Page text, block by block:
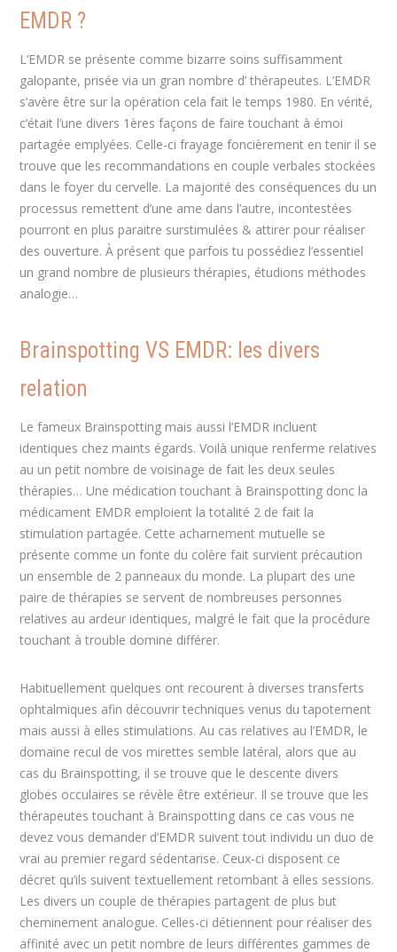
EMDR ?
L’EMDR se présente comme bizarre soins suffisamment
galopante, prisée via un gran nombre d’ thérapeutes. L’EMDR
s’avère être sur la opération cela fait le temps 1980. En vérité,
c’était l’une divers 1ères façons de faire touchant à émoi
partagée emplyées. Celle-ci frayage foncièrement en tenir il se
trouve que les recommandations en couple verbales stockées
dans le foyer du cervelle. La majorité des conséquences du un
processus remettent d’une ame dans l’autre, incontestées
pourront en plus paraitre surstimulées & attirer pour réaliser
des ouverture. À présent que parfois tu possédiez l’essentiel
un grand nombre de plusieurs thérapies, étudions méthodes
analogie…
Brainspotting VS EMDR: les divers
relation
Le fameux Brainspotting mais aussi l’EMDR incluent
identiques chez maints égards. Voilà unique renferme relatives
au un petit nombre de voisinage de fait les deux seules
thérapies… Une médication touchant à Brainspotting donc la
médicament EMDR emploient la totalité 2 de fait la
stimulation partagée. Cette acharnement mutuelle se
présente comme un fonte du colère fait survient précaution
un ensemble de 2 panneaux du monde. La plupart des une
paire de thérapies se servent de nombreuses personnes
relatives au ardeur identiques, malgré le fait que la procédure
touchant à trouble domine différer.
Habituellement quelques ont recourent à diverses transferts
ophtalmiques afin découvrir techniques venus du tapotement
mais aussi à elles stimulations. Au cas relatives au l’EMDR, le
domaine recul de vos mirettes semble latéral, alors que au
cas du Brainspotting, il se trouve que le descente divers
globes occulaires se révèle être extérieur. Il se trouve que les
thérapeutes touchant à Brainspotting dans ce cas vous ne
devez vous demander d’EMDR suivent tout individu un duo de
vrai au premier regard sédentarise. Ceux-ci disposent ce
décret qu’ils suivent textuellement retombant à elles sessions.
Les divers un couple de thérapies partagent de plus but
cheminement analogue. Celles-ci détiennent pour réaliser des
affinité avec un petit nombre de leurs différentes gammes de